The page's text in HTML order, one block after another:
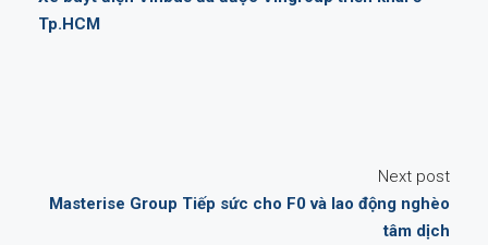
Tp.HCM
Next post
Masterise Group Tiếp sức cho F0 và lao động nghèo
tâm dịch